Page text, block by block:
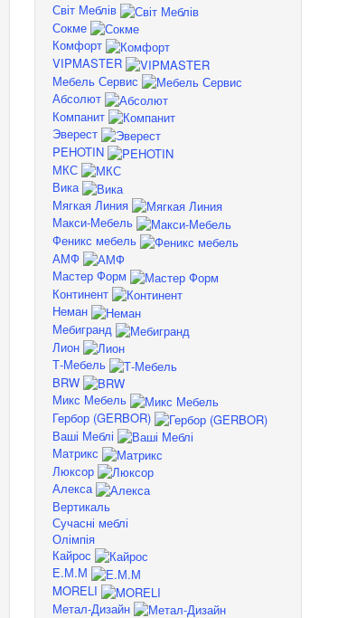
Світ Меблів
Сокме
Комфорт
VIPMASTER
Мебель Сервис
Абсолют
Компанит
Эверест
PEHOTIN
МКС
Вика
Мягкая Линия
Макси-Мебель
Феникс мебель
АМФ
Мастер Форм
Континент
Неман
Мебигранд
Лион
Т-Мебель
BRW
Микс Мебель
Гербор (GERBOR)
Ваші Меблі
Матрикс
Люксор
Алекса
Вертикаль
Сучасні меблі
Олімпія
Кайрос
Е.М.М
MORELI
Метал-Дизайн